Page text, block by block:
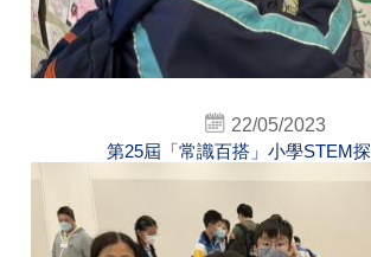
22/05/2023
第25屆「常識百搭」小學STEM